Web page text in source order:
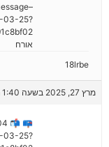
03-25?
✏
אורח
18lrbe
מרץ 27, 2025 בשעה 1:40 am
03-25?